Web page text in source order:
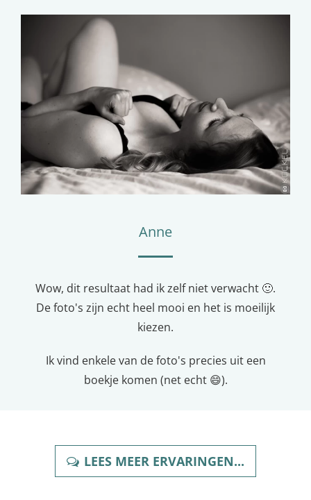
Anne
Wow, dit resultaat had ik zelf niet verwacht 🙂.
De foto's zijn echt heel mooi en het is moeilijk
kiezen.
Ik vind enkele van de foto's precies uit een
boekje komen (net echt 😄).
LEES MEER ERVARINGEN...